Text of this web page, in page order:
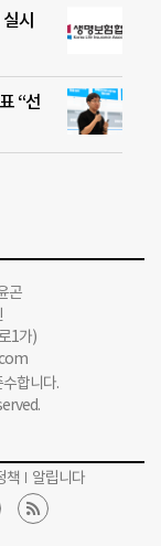
시
“선
곤
1가)
합니다.
책 알립니다